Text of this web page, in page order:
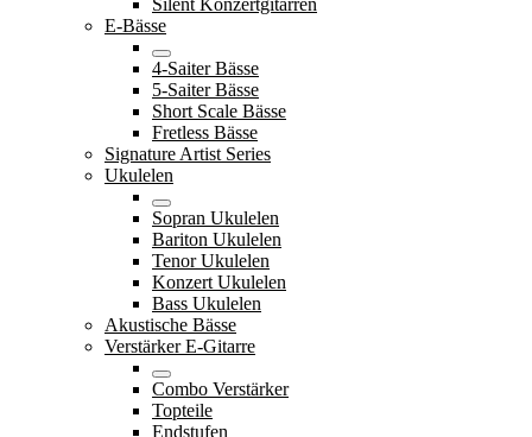
E-Bässe
4-Saiter Bässe
5-Saiter Bässe
Short Scale Bässe
Fretless Bässe
Signature Artist Series
Ukulelen
Sopran Ukulelen
Bariton Ukulelen
Tenor Ukulelen
Konzert Ukulelen
Bass Ukulelen
Akustische Bässe
Verstärker E-Gitarre
Combo Verstärker
Topteile
Endstufen